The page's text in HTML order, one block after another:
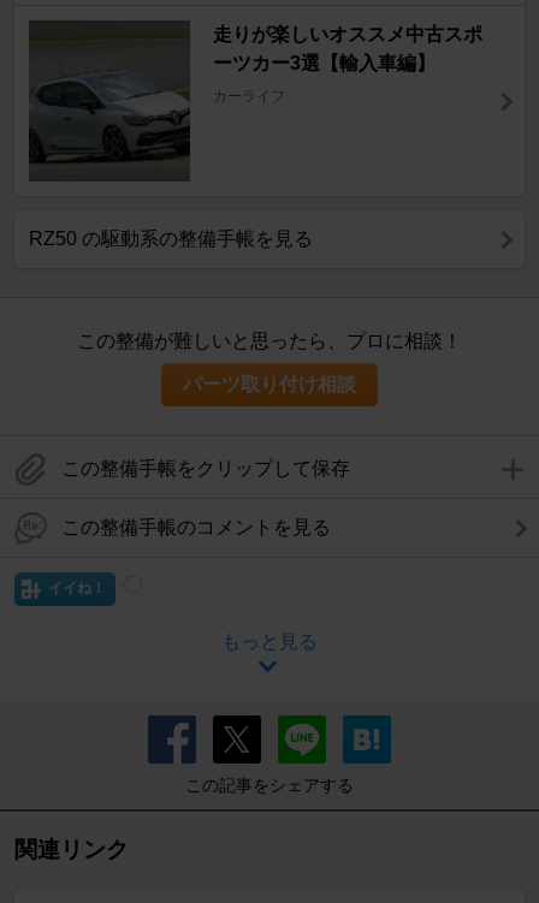
走りが楽しいオススメ中古スポ
ーツカー3選【輸入車編】
カーライフ
RZ50 の駆動系の整備手帳を見る
この整備が難しいと思ったら、プロに相談！
パーツ取り付け相談
この整備手帳をクリップして保存
この整備手帳のコメントを見る
イイね！
もっと見る
この記事をシェアする
関連リンク